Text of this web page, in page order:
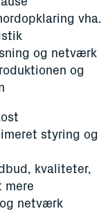
vha.
og netværk
og
styring og
kvaliteter,
mere
netværk